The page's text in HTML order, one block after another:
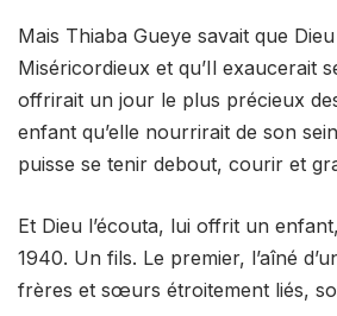
Mais Thiaba Gueye savait que
Miséricordieux et qu’Il exaucerait
offrirait un jour le plus précieux
enfant qu’elle nourrirait de son sein
puisse se tenir debout, courir et
Et Dieu l’écouta, lui offrit un
1940. Un fils. Le premier, l’aîné
frères et sœurs étroitement liés,